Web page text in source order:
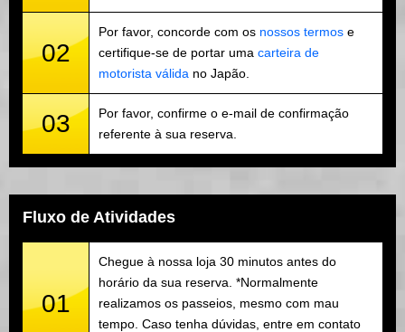
02
Por favor, concorde com os nossos termos e
certifique-se de portar uma carteira de
motorista válida no Japão.
03
Por favor, confirme o e-mail de confirmação
referente à sua reserva.
Fluxo de Atividades
01
Chegue à nossa loja 30 minutos antes do
horário da sua reserva. *Normalmente
realizamos os passeios, mesmo com mau
tempo. Caso tenha dúvidas, entre em contato